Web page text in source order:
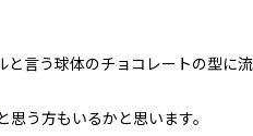
言う球体のチョコレートの型に
思う方もいるかと思います。